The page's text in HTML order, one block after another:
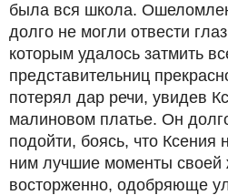
была вся школа.
долго не могли отвести
которым удалось затмить
представительниц
потерял дар речи, увидев
малиновом платье. Он
подойти, боясь, что Ксения
ним лучшие моменты своей
восторженно, одобряюще